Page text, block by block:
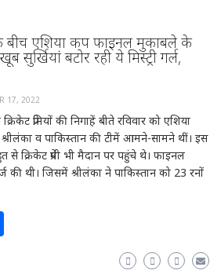
बीच एशिया कप फाइनल मुकाबले के
सुर्खियां बटोर रही ये मिस्ट्री गर्ल,
17, 2022
प्रेमियों की निगाहें बीते रविवार को एशिया
व पाकिस्तान की टीमें आमने-सामने थीं। इस
क्रिकेट प्रेमी भी मैदान पर पहुंचे थे। फाइनल
की थी। जिसमें श्रीलंका ने पाकिस्तान को 23 रनों